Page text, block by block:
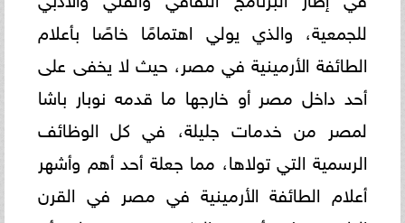
للجمعية، والذي يولي اهتمامًا خاصًا بأعلام
الطائفة الأرمينية في مصر، حيث لا يخفى على
أحد داخل مصر أو خارجها ما قدمه نوبار باشا
لمصر من خدمات جليلة، في كل الوظائف
الرسمية التي تولاها، مما جعلة أحد أهم وأشهر
أعلام الطائفة الأرمينية في مصر في القرن